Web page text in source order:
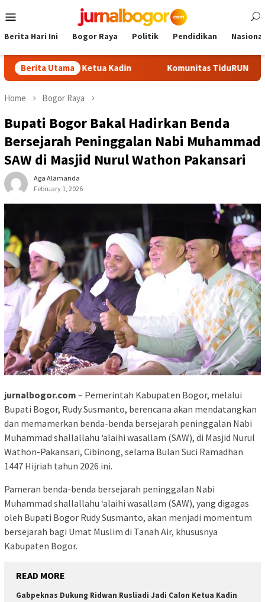
to
Menu
Berita Hari Ini Bogor Raya Politik Pendidikan Nasional
Berita Utama
Calon Ketua Kadin Komunitas TiduRUN Jajal Jalur
Home Bogor Raya
Bupati Bogor Bakal Hadirkan Benda
Bersejarah Peninggalan Nabi Muhammad
SAW di Masjid Nurul Wathon Pakansari
Aga Alamanda
February 1, 2026
jurnalbogor.com – Pemerintah Kabupaten Bogor, melalui
Bupati Bogor, Rudy Susmanto, berencana akan mendatangkan
dan memamerkan benda-benda bersejarah peninggalan Nabi
Muhammad shallallahu ‘alaihi wasallam (SAW), di Masjid Nurul
Wathon-Pakansari, Cibinong, selama Bulan Suci Ramadhan
1447 Hijriah tahun 2026 ini.
Pameran benda-benda bersejarah peninggalan Nabi
Muhammad shallallahu ‘alaihi wasallam (SAW), yang digagas
oleh Bupati Bogor Rudy Susmanto, akan menjadi momentum
bersejarah bagi Umat Muslim di Tanah Air, khususnya
Kabupaten Bogor.
READ MORE
Gabpeknas Dukung Ridwan Rusliadi Jadi Calon Ketua Kadin